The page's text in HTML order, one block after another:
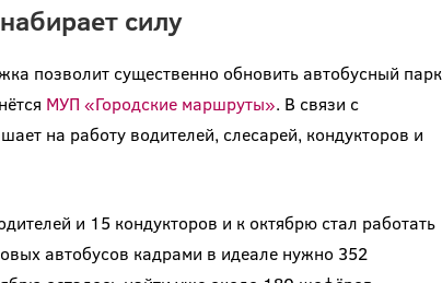
силу
позволит существенно обновить автобусный парк
МУП «Городские маршруты». В связи с
на работу водителей, слесарей, кондукторов и
и 15 кондукторов и к октябрю стал работать
автобусов кадрами в идеале нужно 352